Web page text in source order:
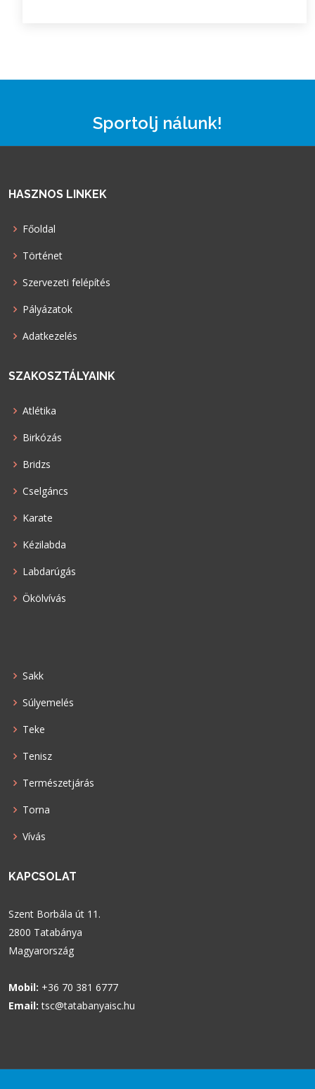
Sportolj nálunk!
HASZNOS LINKEK
Főoldal
Történet
Szervezeti felépítés
Pályázatok
Adatkezelés
SZAKOSZTÁLYAINK
Atlétika
Birkózás
Bridzs
Cselgáncs
Karate
Kézilabda
Labdarúgás
Ökölvívás
Sakk
Súlyemelés
Teke
Tenisz
Természetjárás
Torna
Vívás
KAPCSOLAT
Szent Borbála út 11.
2800 Tatabánya
Magyarország
Mobil: +36 70 381 6777
Email: tsc@tatabanyaisc.hu